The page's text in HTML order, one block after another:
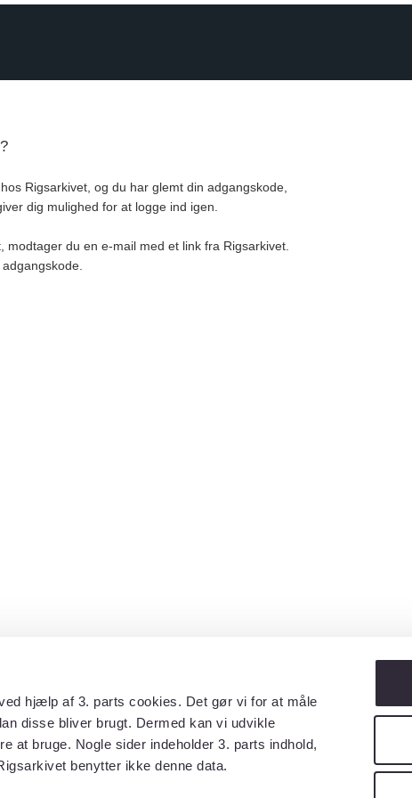
hjælp af 3. parts cookies. Det gør vi for at måle
disse bliver brugt. Dermed kan vi udvikle
at bruge. Nogle sider indeholder 3. parts indhold,
benytter ikke denne data.
Rigsarkivet, og du har glemt din adgangskode,
dig mulighed for at logge ind igen.
du en e-mail med et link fra Rigsarkivet.